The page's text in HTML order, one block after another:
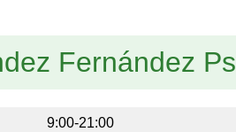
Fernández
9:00-21:00